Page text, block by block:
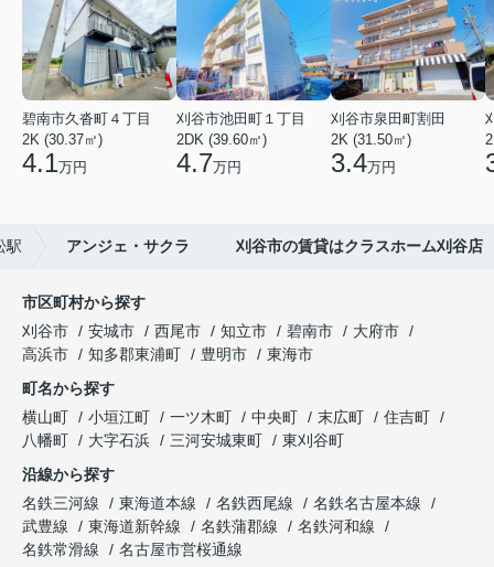
碧南市久沓町４丁目
2K (30.37㎡)
4.1万円
刈谷市池田町１丁目
2DK (39.60㎡)
4.7万円
刈谷市泉田町割田
2K (31.50㎡)
3.4万円
駅 アンジェ・サクラ 刈谷市の賃貸はクラスホーム刈谷店
市区町村から探す
刈谷市
安城市 西尾市 知立市 碧南市
大府市
高浜市
知多郡東浦町 豊明市
東海市
町名から探す
横山町
小垣江町 一ツ木町 中央町 末広町
住吉町
八幡町
大字石浜 三河安城東町
東刈谷町
沿線から探す
名鉄三河線
東海道本線 名鉄西尾線
名鉄名古屋本線
武豊線
東海道新幹線 名鉄蒲郡線
名鉄河和線
名鉄常滑線
名古屋市営桜通線